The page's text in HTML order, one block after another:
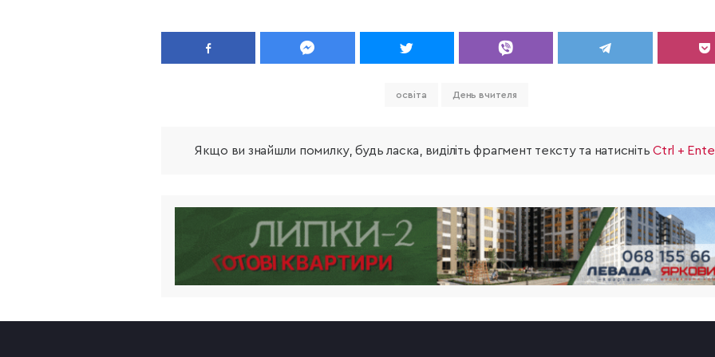
освіта День вчителя
Якщо ви знайшли помилку, будь ласка, виділіть фрагмент тексту та натиснітьCtrl +